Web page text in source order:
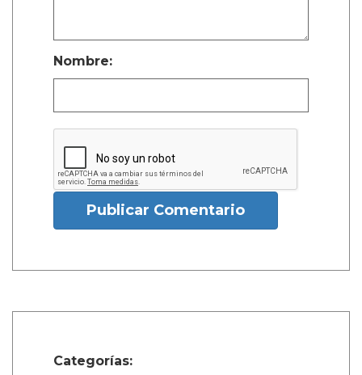
Nombre:
Publicar Comentario
Categorías: